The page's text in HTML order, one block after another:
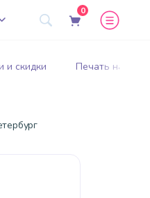
0
и скидки Печать на